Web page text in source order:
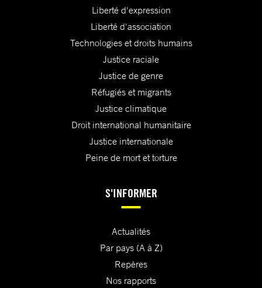
Liberté d'expression
Liberté d'association
Technologies et droits humains
Justice raciale
Justice de genre
Réfugiés et migrants
Justice climatique
Droit international humanitaire
Justice internationale
Peine de mort et torture
S'INFORMER
Actualités
Par pays (A à Z)
Repères
Nos rapports